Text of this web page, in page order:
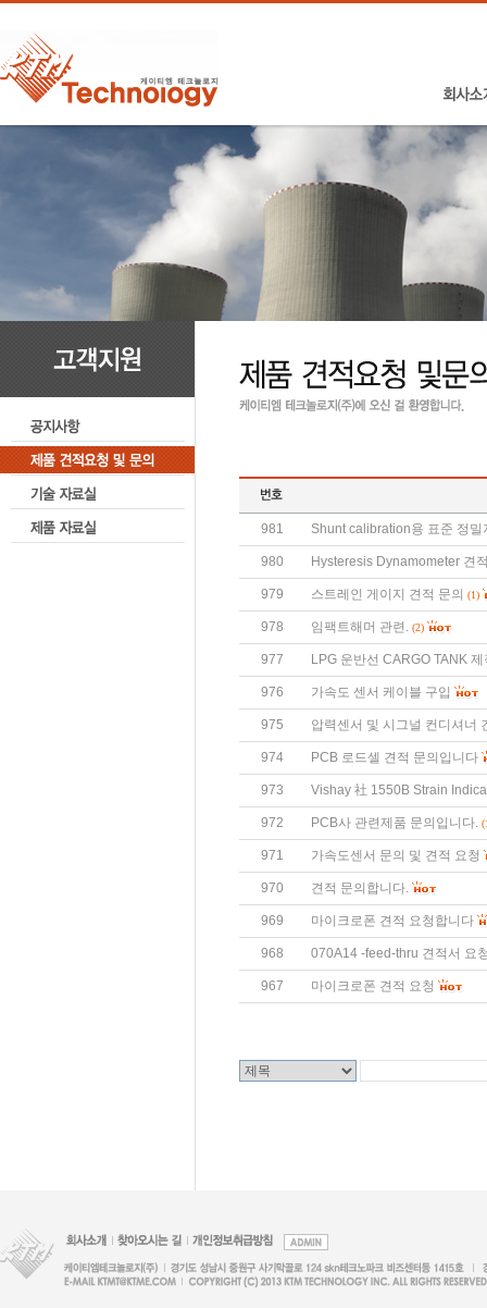
981 Shunt calibration용 표준 정
980 Hysteresis Dynamometer 견
979 스트레인 게이지 견적 문의 (1)
978 임팩트해머 관련. (2)
977 LPG 운반선 CARGO TANK
976 가속도 센서 케이블 구입
975 압력센서 및 시그널 컨디셔너
974 PCB 로드셀 견적 문의입니다
973 Vishay 社 1550B Strain
972 PCB사 관련제품 문의입니다.
971 가속도센서 문의 및 견적 요청
970 견적 문의합니다.
969 마이크로폰 견적 요청합니다
968 070A14 -feed-thru 견적서 요
967 마이크로폰 견적 요청